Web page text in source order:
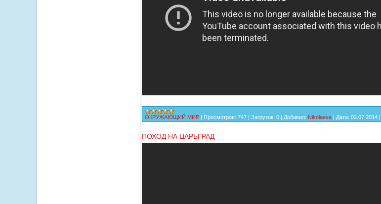
ОКРУЖАЮЩИЙ МИР | Просмотров: 747 | Загрузок: 0 | Добавил: Nikolaeva | Дата: 02.07.2014 |
ПОХОД НА ЦАРЬГРАД